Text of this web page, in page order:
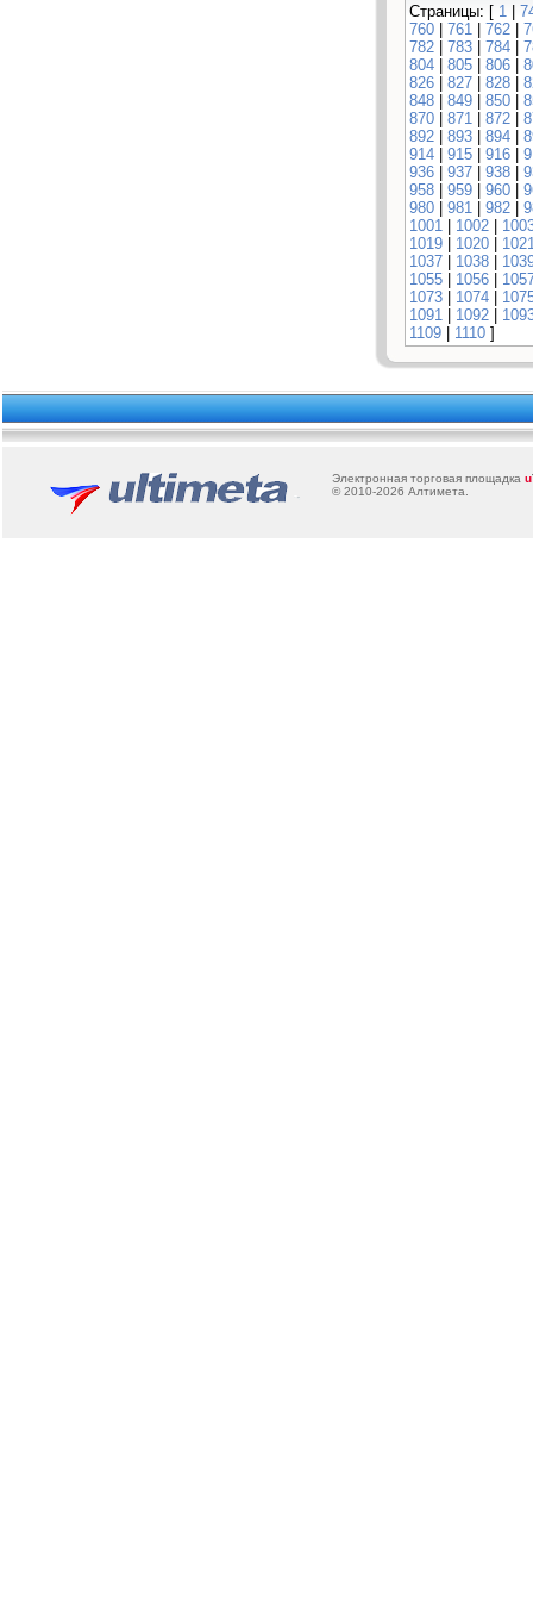
Страницы: [ 1 |
760 | 761 | 762 |
782 | 783 | 784 |
804 | 805 | 806 |
826 | 827 | 828 |
848 | 849 | 850 |
870 | 871 | 872 |
892 | 893 | 894 |
914 | 915 | 916 |
936 | 937 | 938 |
958 | 959 | 960 |
980 | 981 | 982 |
1001 | 1002 |
1019 | 1020 |
1037 | 1038 |
1055 | 1056 |
1073 | 1074 |
1091 | 1092 |
1109 | 1110 ]
Электронная торговая площадка u
© 2010-2026 Алтимета